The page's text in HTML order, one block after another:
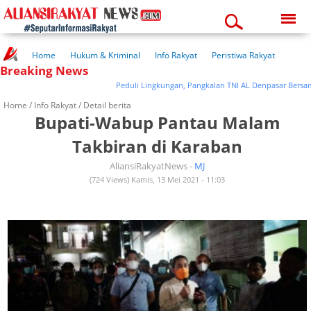
01:03:16 am
Home Hukum & Kriminal Info Rakyat
Peristiwa Rakyat
Kuliner Rakyat
Wisata Rakyat
Breaking News
Peduli Lingkungan, Pangkalan TNI AL Denpasar Bersama
Home / Info Rakyat/ Detail berita
Bupati-Wabup Pantau Malam
Takbiran di Karaban
AliansiRakyatNews - MJ
(724 Views) Kamis, 13 Mei 2021 - 11:03